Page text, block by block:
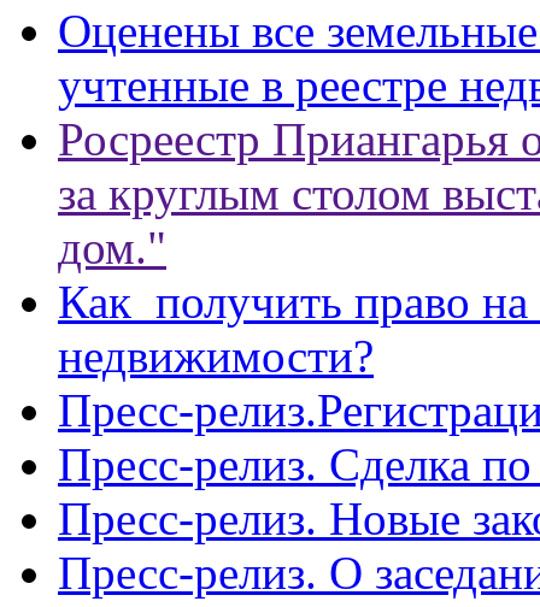
Оценены все
учтенные в реестре
Росреестр Приангарья
за круглым столом
дом."
Как получить право
недвижимости?
Пресс-
Пресс-релиз. Сделка
Пресс-релиз. Новые
Пресс-релиз. О